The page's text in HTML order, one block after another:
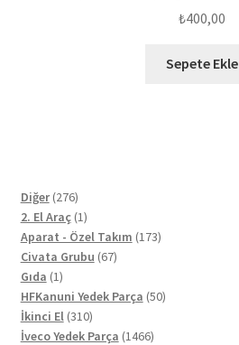
₺400,00
Sepete Ekle
Diğer 276276
ürün
2. El Araç 11
ürün
Aparat - Özel Takım 173173
Civata Grubu 6767
Gıda 11
ürün
HFKanuni Yedek Parça 5050
İkinci El 310310
ürün
İveco Yedek Parça 14661466